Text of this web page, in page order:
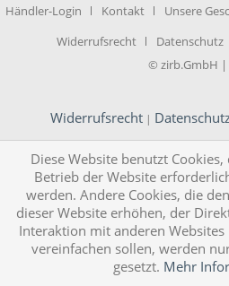
Händler-Login Kontakt Unsere
Widerrufsrecht
Datenschutz
© zirb.GmbH |
Widerrufsrecht |
Diese Website benutzt
Betrieb der Website
werden. Andere Cookies, die
dieser Website erhöhen, der
Interaktion mit anderen
vereinfachen sollen, werden
gesetzt. Mehr